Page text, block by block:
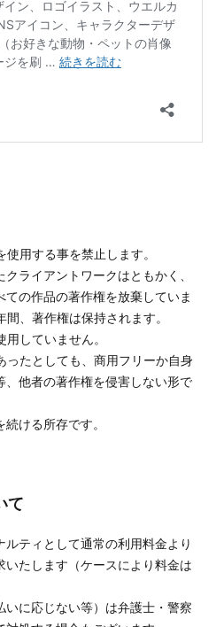
用する事を禁止します。
ライアントワークはともかく、
の作品の著作権を放棄していま
、著作権は保持されます。
していません。
たとしても、商用フリーか自身
他者の著作権を侵害しない形で
ける所存です。
て
ティとして通常の利用料金より
たします（ケースにより料金は
に応じない等）は弁護士・警察